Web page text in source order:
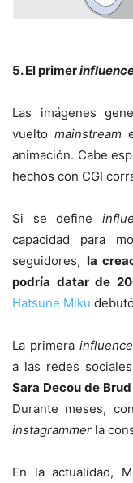
5. El primer
Las imágenes
vuelto mainstream
animación. Cabe
hechos con CGI
Si se define
capacidad para
seguidores, la
podría datar de
Hatsune Miku
La primera
a las redes
Sara Decou de Brud
Durante meses,
instagrammer la
En la actualidad,